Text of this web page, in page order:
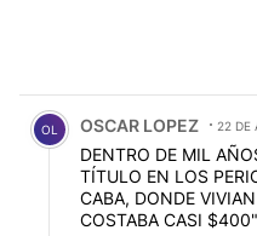
Comentario de OSCAR
OL OSCAR LOPEZ 22 DE
DENTRO DE MIL
TÍTULO EN LOS
CABA, DONDE
COSTABA CASI $400"